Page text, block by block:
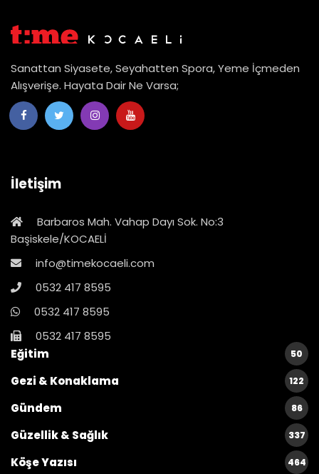
Sanattan Siyasete, Seyahatten Spora, Yeme İçmeden
Alışverişe. Hayata Dair Ne Varsa;
İletişim
Barbaros Mah. Vahap Dayı Sok. No:3
Başiskele/KOCAELİ
info@timekocaeli.com
0532 417 8595
0532 417 8595
0532 417 8595
Eğitim
50
Gezi & Konaklama 122
Gündem 86
Güzellik & Sağlık 337
Köşe Yazısı 464